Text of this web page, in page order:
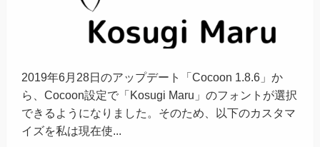
2019年6月28日のアップデート「Cocoon 1.8.6」か
ら、Cocoon設定で「Kosugi Maru」のフォントが選択
できるようになりました。そのため、以下のカスタマ
イズを私は現在使...